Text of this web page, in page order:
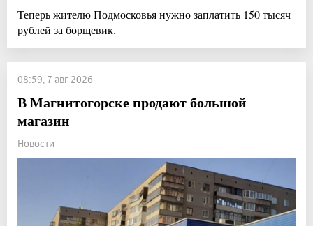
Теперь жителю Подмосковья нужно заплатить 150 тысяч
рублей за борщевик.
08:59, 7 авг 2026
В Магнитогорске продают большой
магазин
Новости